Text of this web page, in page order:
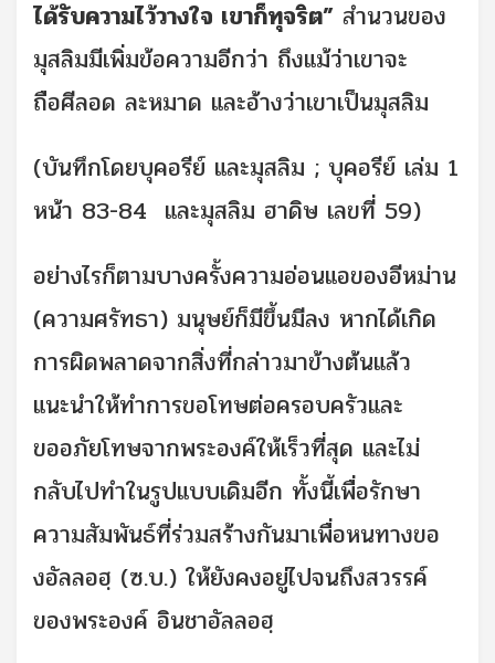
ได้รับความไว้วางใจ เขาก็ทุจริต” สำนวนของ
มุสลิมมีเพิ่มข้อความอีกว่า ถึงแม้ว่าเขาจะ
ถือศีลอด ละหมาด และอ้างว่าเขาเป็นมุสลิม
(บันทึกโดยบุคอรีย์ และมุสลิม ; บุคอรีย์ เล่ม 1
หน้า 83-84 และมุสลิม ฮาดิษ เลขที่ 59)
อย่างไรก็ตามบางครั้งความอ่อนแอของอีหม่าน
(ความศรัทธา) มนุษย์ก็มีขึ้นมีลง หากได้เกิด
การผิดพลาดจากสิ่งที่กล่าวมาข้างต้นแล้ว
แนะนำให้ทำการขอโทษต่อครอบครัวและ
ขออภัยโทษจากพระองค์ให้เร็วที่สุด และไม่
กลับไปทำในรูปแบบเดิมอีก ทั้งนี้เพื่อรักษา
ความสัมพันธ์ที่ร่วมสร้างกันมาเพื่อหนทางขอ
งอัลลอฮฺ (ซ.บ.) ให้ยังคงอยู่ไปจนถึงสวรรค์
ของพระองค์ อินชาอัลลอฮฺ